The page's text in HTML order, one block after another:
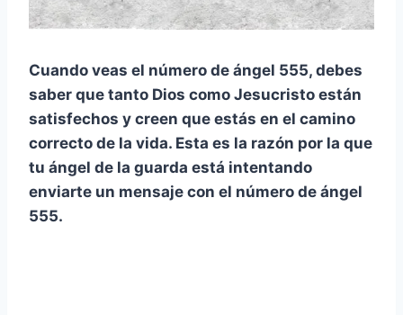
Cuando veas el número de ángel 555, debes
saber que tanto Dios como Jesucristo están
satisfechos y creen que estás en el camino
correcto de la vida. Esta es la razón por la que
tu ángel de la guarda está intentando
enviarte un mensaje con el número de ángel
555.